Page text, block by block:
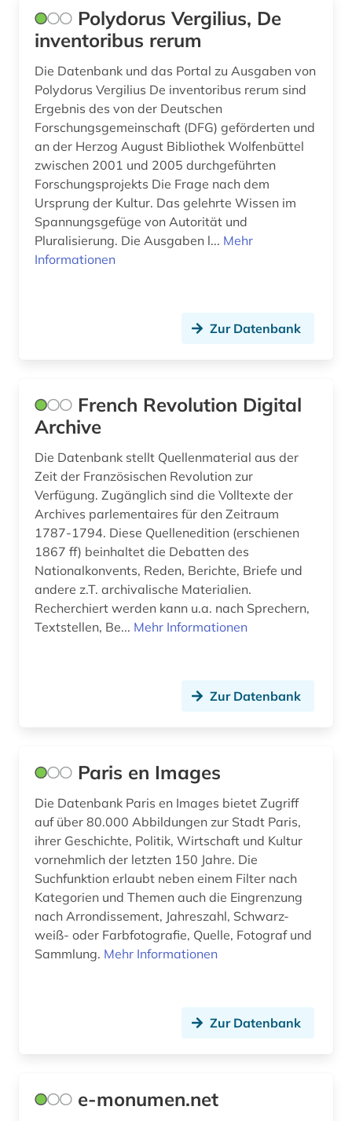
Polydorus Vergilius, De
inventoribus rerum
Die Datenbank und das Portal zu Ausgaben von
Polydorus Vergilius De inventoribus rerum sind
Ergebnis des von der Deutschen
Forschungsgemeinschaft (DFG) geförderten und
an der Herzog August Bibliothek Wolfenbüttel
zwischen 2001 und 2005 durchgeführten
Forschungsprojekts Die Frage nach dem
Ursprung der Kultur. Das gelehrte Wissen im
Spannungsgefüge von Autorität und
Pluralisierung. Die Ausgaben l... Mehr
Informationen
Zur Datenbank
French Revolution Digital
Archive
Die Datenbank stellt Quellenmaterial aus der
Zeit der Französischen Revolution zur
Verfügung. Zugänglich sind die Volltexte der
Archives parlementaires für den Zeitraum
1787-1794. Diese Quellenedition (erschienen
1867 ff) beinhaltet die Debatten des
Nationalkonvents, Reden, Berichte, Briefe und
andere z.T. archivalische Materialien.
Recherchiert werden kann u.a. nach Sprechern,
Textstellen, Be... Mehr Informationen
Zur Datenbank
Paris en Images
Die Datenbank Paris en Images bietet Zugriff
auf über 80.000 Abbildungen zur Stadt Paris,
ihrer Geschichte, Politik, Wirtschaft und Kultur
vornehmlich der letzten 150 Jahre. Die
Suchfunktion erlaubt neben einem Filter nach
Kategorien und Themen auch die Eingrenzung
nach Arrondissement, Jahreszahl, Schwarz-
weiß- oder Farbfotografie, Quelle, Fotograf und
Sammlung. Mehr Informationen
Zur Datenbank
e-monumen.net